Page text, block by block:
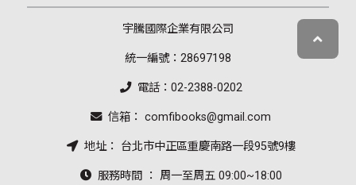
宇騰國際企業有限公司
統一編號：28697198
電話：02-2388-0202
信箱： comfibooks@gmail.com
地址： 台北市中正區重慶南路一段95號9樓
服務時間 ： 周一至周五 09:00~18:00